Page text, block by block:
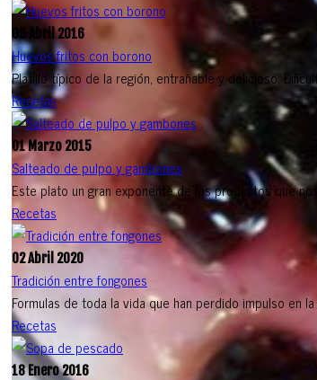
06 Abril 2016
Huevos fritos con borono
Platillo típico de la región, entrañable y delicioso.
Recetas
01 Marzo 2015
Salteado de pulpo y gambones
Este plato un gran exponente de los productos que
Recetas
02 Abril 2020
Tradición entre fongones
Formulas de toda la vida que han perdido impulso en
Recetas
18 Enero 2016